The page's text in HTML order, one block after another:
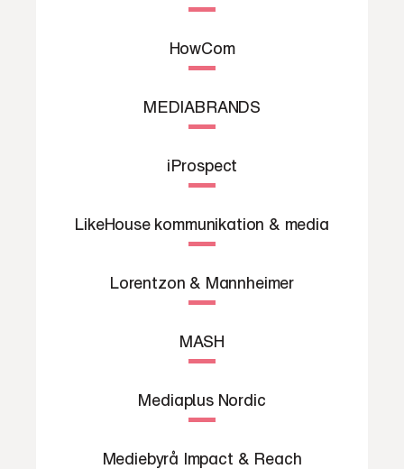
HowCom
MEDIABRANDS
iProspect
LikeHouse kommunikation & media
Lorentzon & Mannheimer
MASH
Mediaplus Nordic
Mediebyrå Impact & Reach